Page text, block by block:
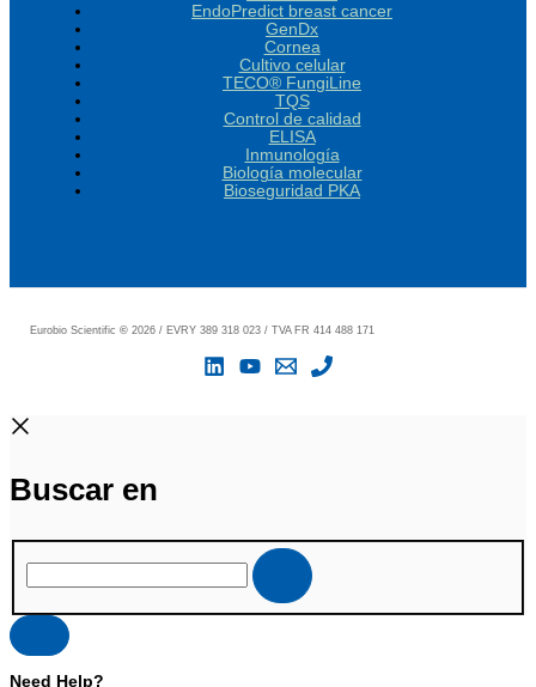
EndoPredict breast cancer
GenDx
Cornea
Cultivo celular
TECO® FungiLine
TQS
Control de calidad
ELISA
Inmunología
Biología molecular
Bioseguridad PKA
Eurobio Scientific© 2026 / EVRY 389 318 023 / TVA FR 414 488 171
Buscar en
Need Help?